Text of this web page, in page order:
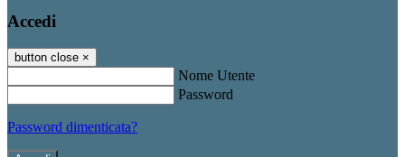
Accedi
button close ×
Nome Utente
Password
Password dimenticata?